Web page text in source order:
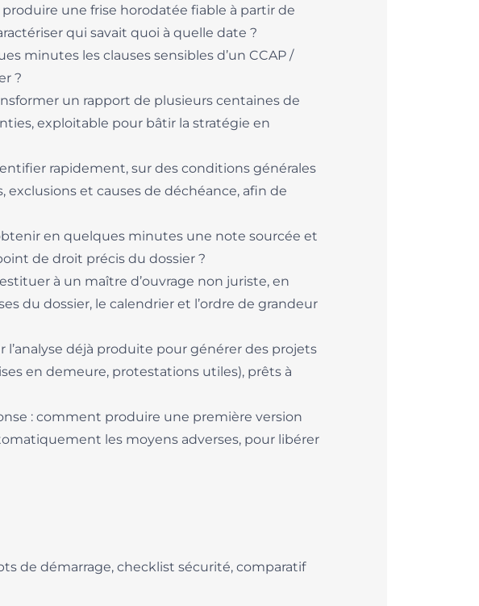
une frise horodatée fiable à partir de
qui savait quoi à quelle date ?
minutes les clauses sensibles d’un CCAP /
?
un rapport de plusieurs centaines de
exploitable pour bâtir la stratégie en
rapidement, sur des conditions générales
exclusions et causes de déchéance, afin de
en quelques minutes une note sourcée et
de droit précis du dossier ?
à un maître d’ouvrage non juriste, en
du dossier, le calendrier et l’ordre de grandeur
déjà produite pour générer des projets
en demeure, protestations utiles), prêts à
: comment produire une première version
les moyens adverses, pour libérer
de démarrage, checklist sécurité, comparatif